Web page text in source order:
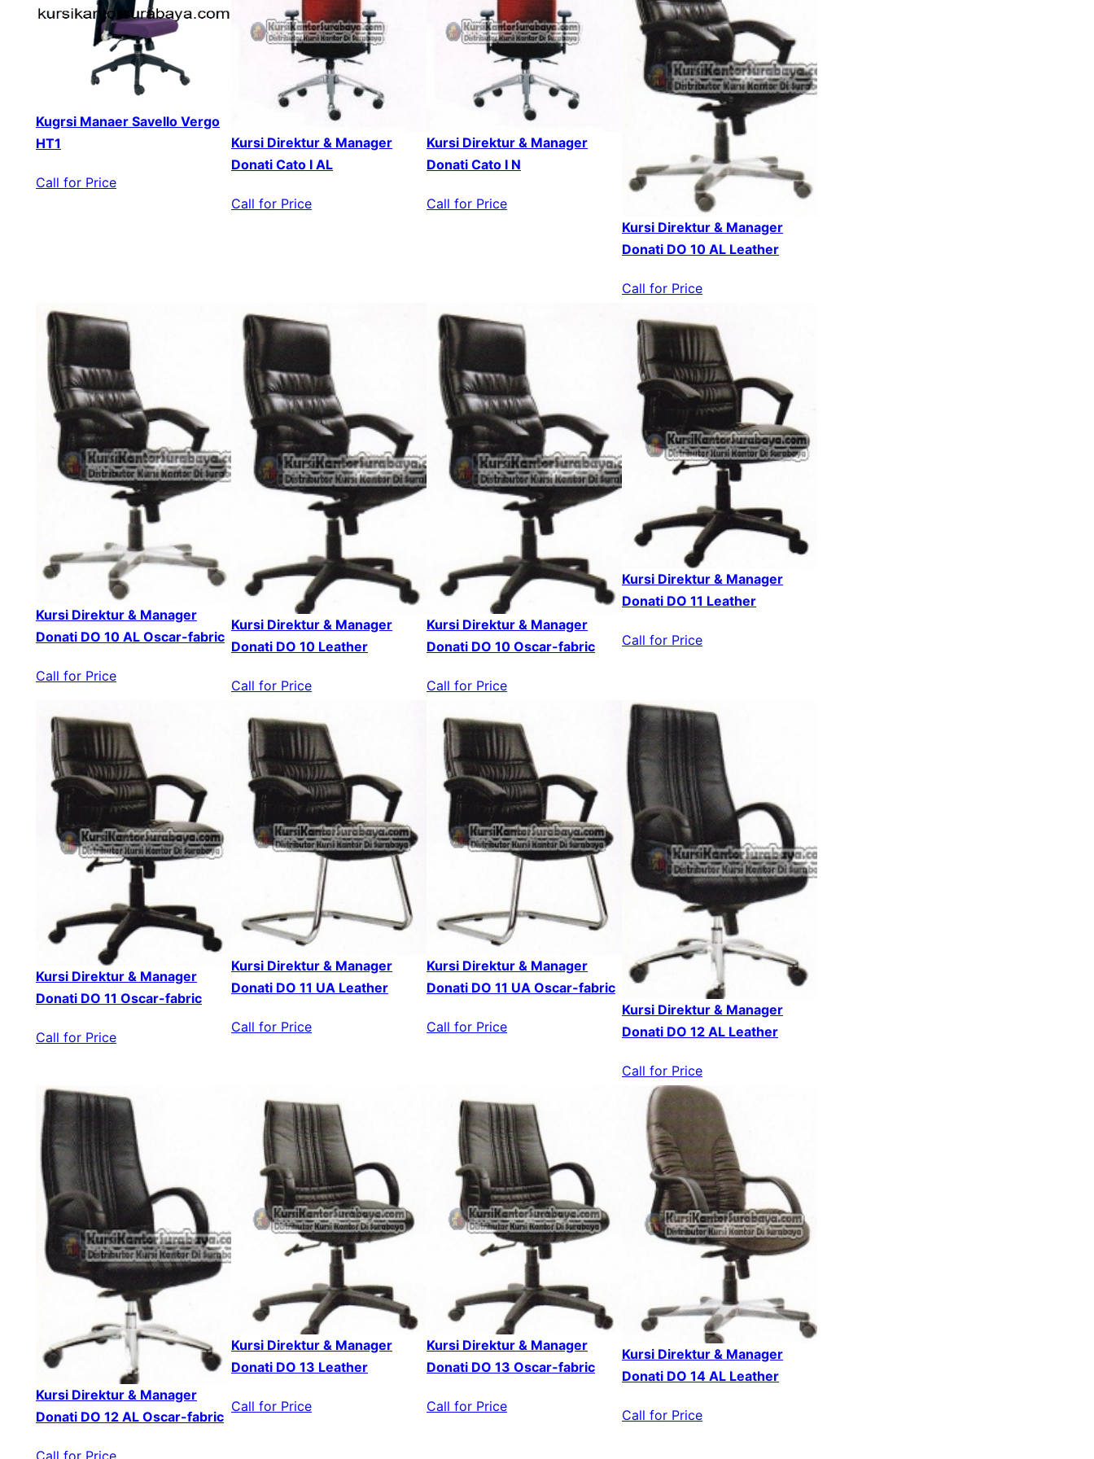
Kugrsi Manaer Savello Vergo
HT1
Call for Price
Kursi Direktur & Manager
Donati Cato I AL
Call for Price
Kursi Direktur & Manager
Donati Cato I N
Call for Price
Kursi Direktur & Manager
Donati DO 10 AL Leather
Call for Price
Kursi Direktur & Manager
Donati DO 10 AL Oscar-fabric
Call for Price
Kursi Direktur & Manager
Donati DO 10 Leather
Call for Price
Kursi Direktur & Manager
Donati DO 10 Oscar-fabric
Call for Price
Kursi Direktur & Manager
Donati DO 11 Leather
Call for Price
Kursi Direktur & Manager
Donati DO 11 Oscar-fabric
Call for Price
Kursi Direktur & Manager
Donati DO 11 UA Leather
Call for Price
Kursi Direktur & Manager
Donati DO 11 UA Oscar-fabric
Call for Price
Kursi Direktur & Manager
Donati DO 12 AL Leather
Call for Price
Kursi Direktur & Manager
Donati DO 12 AL Oscar-fabric
Kursi Direktur & Manager
Donati DO 13 Leather
Call for Price
Kursi Direktur & Manager
Donati DO 13 Oscar-fabric
Call for Price
Kursi Direktur & Manager
Donati DO 14 AL Leather
Call for Price